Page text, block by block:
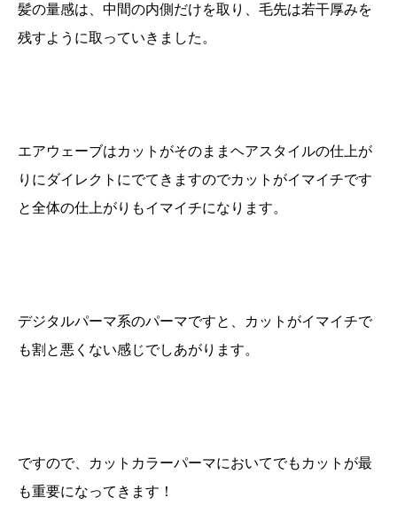
髪の量感は、中間の内側だけを取り、毛先は若干厚みを
残すように取っていきました。
エアウェーブはカットがそのままヘアスタイルの仕上が
りにダイレクトにでてきますのでカットがイマイチです
と全体の仕上がりもイマイチになります。
デジタルパーマ系のパーマですと、カットがイマイチで
も割と悪くない感じでしあがります。
ですので、カットカラーパーマにおいてでもカットが最
も重要になってきます！